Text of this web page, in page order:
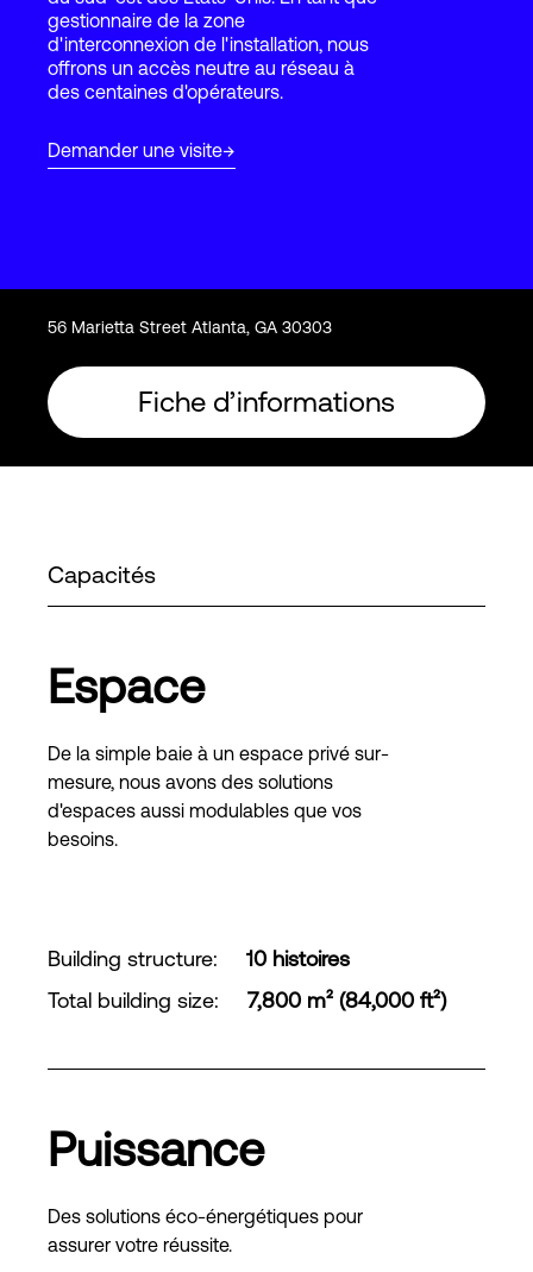
Connexion
gestionnaire de la zone
d'interconnexion de l'installation, nous
offrons un accès neutre au réseau à
des centaines d'opérateurs.
Demander une visite
56 Marietta Street Atlanta, GA 30303
Fiche d’informations
Capacités
Espace
De la simple baie à un espace privé sur-
mesure, nous avons des solutions
d'espaces aussi modulables que vos
besoins.
Building structure:
10 histoires
Total building size: 7,800 m² (84,000 ft²)
Puissance
Des solutions éco-énergétiques pour
assurer votre réussite.